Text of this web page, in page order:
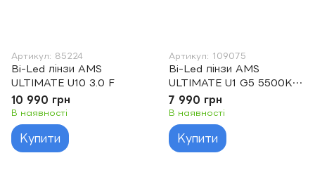
Артикул: 85224
Bi-Led лінзи AMS
ULTIMATE U10 3.0 F
10 990 грн
В наявності
Купити
Артикул: 109075
Bi-Led лінзи AMS
ULTIMATE U1 G5 5500K
2.5 F/R
7 990 грн
В наявності
Купити